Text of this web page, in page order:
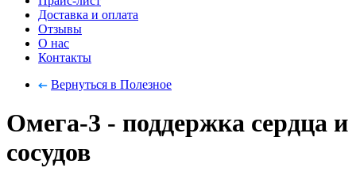
Доставка и оплата
Отзывы
О нас
Контакты
Вернуться в Полезное
Омега-3 - поддержка сердца и
сосудов